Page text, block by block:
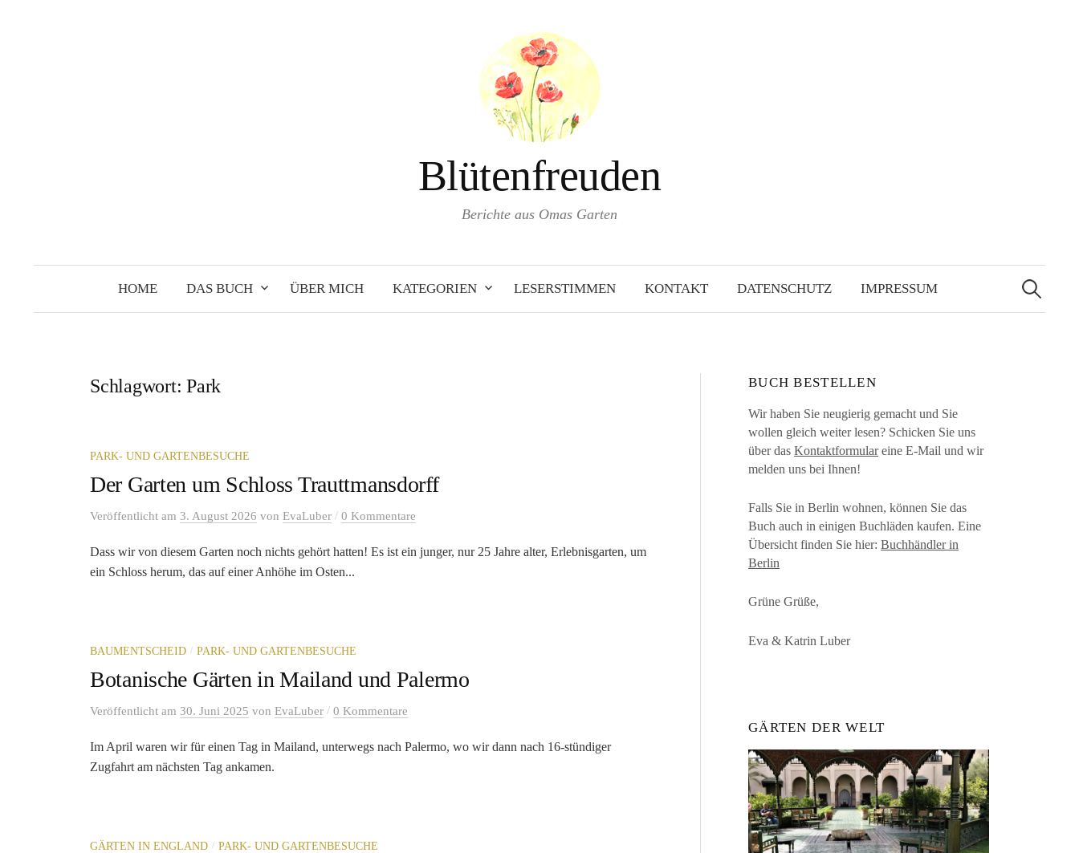
Blütenfreuden
Berichte aus Omas Garten
HOME DAS BUCH ÜBER MICH KATEGORIEN LESERSTIMMEN KONTAKT DATENSCHUTZ IMPRESSUM
Suchen
nach:
Schlagwort:Park
PARK- UND GARTENBESUCHE
Der Garten um Schloss Trauttmansdorff
Veröffentlicht am 3. August 2026 von EvaLuber / 0 Kommentare
Dass wir von diesem Garten noch nichts gehört hatten! Es ist ein junger, nur 25 Jahre alter, Erlebnisgarten, um
ein Schloss herum, das auf einer Anhöhe im Osten...
BAUMENTSCHEID / PARK- UND GARTENBESUCHE
Botanische Gärten in Mailand und Palermo
Veröffentlicht am 30. Juni 2025 von EvaLuber / 0 Kommentare
Im April waren wir für einen Tag in Mailand, unterwegs nach Palermo, wo wir dann nach 16-stündiger
Zugfahrt am nächsten Tag ankamen.
GÄRTEN IN ENGLAND / PARK- UND GARTENBESUCHE
BUCH BESTELLEN
Wir haben Sie neugierig gemacht und Sie
wollen gleich weiter lesen? Schicken Sie uns
über dasKontaktformulareine E-Mail und wir
melden uns bei Ihnen!
Falls Sie in Berlin wohnen, können Sie das
Buch auch in einigen Buchläden kaufen. Eine
Übersicht finden Sie hier:Buchhändler in
Berlin
Grüne Grüße,
Eva & Katrin Luber
GÄRTEN DER WELT